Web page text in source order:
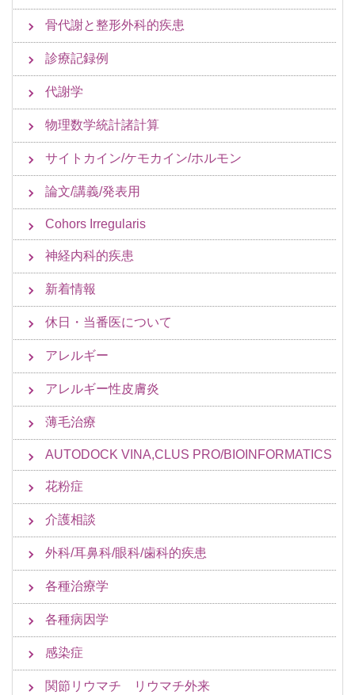
骨代謝と整形外科的疾患
診療記録例
代謝学
物理数学統計諸計算
サイトカイン/ケモカイン/ホルモン
論文/講義/発表用
Cohors Irregularis
神経内科的疾患
新着情報
休日・当番医について
アレルギー
アレルギー性皮膚炎
薄毛治療
AUTODOCK VINA,CLUS PRO/BIOINFORMATICS
花粉症
介護相談
外科/耳鼻科/眼科/歯科的疾患
各種治療学
各種病因学
感染症
関節リウマチ リウマチ外来